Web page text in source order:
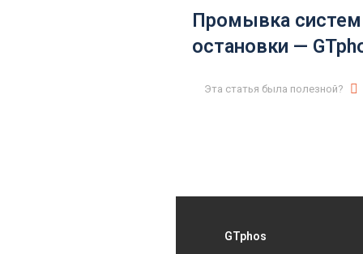
Промывка
остановки —
Эта статья была полезной?
GTphos